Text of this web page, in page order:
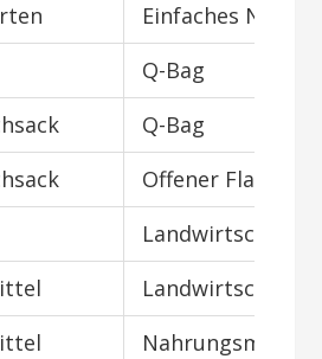
Einfaches Nähen
Q-Bag
Q-Bag
Offener
Landwirtschaft
Landwirtschaft
Nahrungsmittel